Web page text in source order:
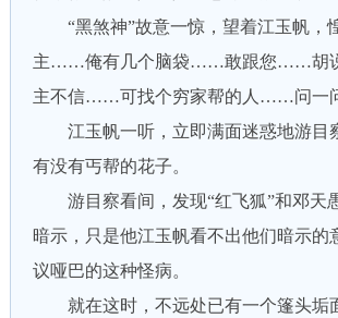
“黑煞神”故意一惊，望着江玉帆，
主……俺有几个脑袋……敢跟您……胡
主不信……可找个穷家帮的人……问一
江玉帆一听，立即满面迷惑地游目
有没有丐帮的花子。
游目察看间，发现“红飞狐”和邓天
暗示，只是他江玉帆看不出他们暗示的
议哑巴的这种怪病。
就在这时，不远处已有一个篷头垢